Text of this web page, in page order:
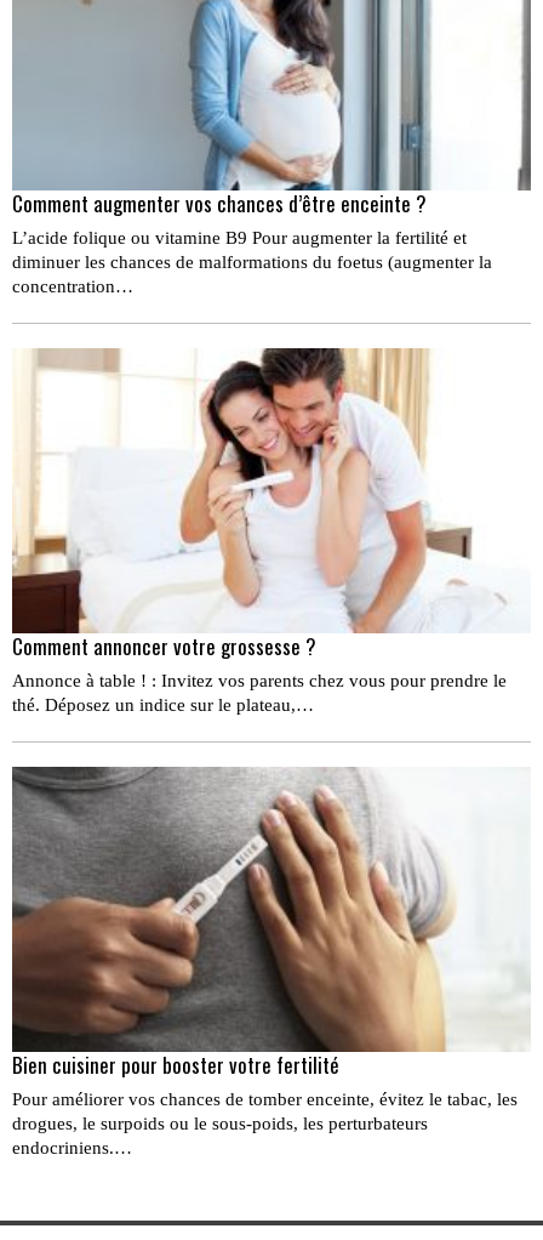
Comment augmenter vos chances d’être enceinte ?
L’acide folique ou vitamine B9 Pour augmenter la ferti­lité et
diminuer les chances de malformations du foetus (augmenter la
concentration…
Comment annoncer votre grossesse ?
Annonce à table ! : Invitez vos parents chez vous pour prendre le
thé. Déposez un indice sur le plateau,…
Bien cuisiner pour booster votre fertilité
Pour améliorer vos chances de tomber enceinte, évitez le tabac, les
drogues, le surpoids ou le sous-poids, les perturbateurs
endocriniens.…